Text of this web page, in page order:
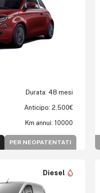
Durata: 48 mesi
Anticipo: 2.500€
Km annui: 10000
PER NEOPATENTATI
Diesel